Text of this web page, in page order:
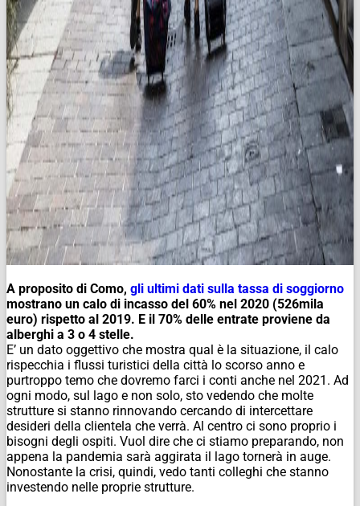
A proposito di Como, gli ultimi dati sulla tassa di soggiorno
mostrano un calo di incasso del 60% nel 2020 (526mila
euro) rispetto al 2019. E il 70% delle entrate proviene da
alberghi a 3 o 4 stelle.
E’ un dato oggettivo che mostra qual è la situazione, il calo
rispecchia i flussi turistici della città lo scorso anno e
purtroppo temo che dovremo farci i conti anche nel 2021. Ad
ogni modo, sul lago e non solo, sto vedendo che molte
strutture si stanno rinnovando cercando di intercettare
desideri della clientela che verrà. Al centro ci sono proprio i
bisogni degli ospiti. Vuol dire che ci stiamo preparando, non
appena la pandemia sarà aggirata il lago tornerà in auge.
Nonostante la crisi, quindi, vedo tanti colleghi che stanno
investendo nelle proprie strutture.